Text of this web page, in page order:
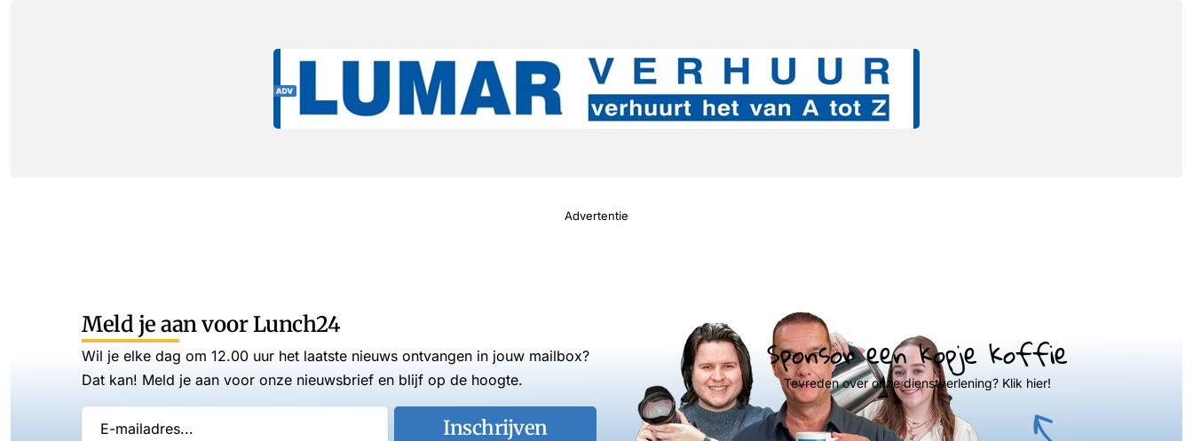
Advertentie
Meld je aan voor Lunch24
Wil je elke dag om 12.00 uur het laatste nieuws ontvangen in jouw mailbox?
Dat kan! Meld je aan voor onze nieuwsbrief en blijf op de hoogte.
Inschrijven
Sponsor een kopje koffie
Tevreden over onze dienstverlening? Klik hier!